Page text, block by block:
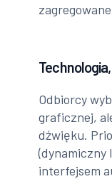
Odbiorcy
graficznej,
dźwięku.
(dynamiczny
interfejsem